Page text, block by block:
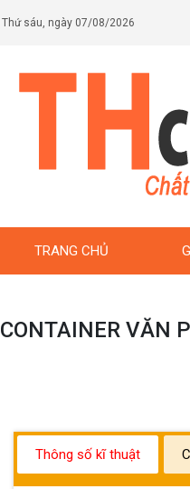
Thứ sáu, ngày 07/08/2026
TRANG CHỦ
CONTAINER VĂN
Thông số kĩ thuật